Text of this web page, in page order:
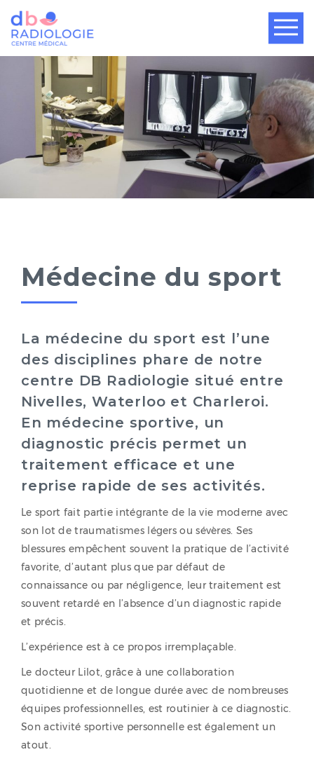
Médecine du sport
La médecine du sport est l’une
des disciplines phare de notre
centre DB Radiologie situé entre
Nivelles, Waterloo et Charleroi.
En médecine sportive, un
diagnostic précis permet un
traitement efficace et une
reprise rapide de ses activités.
Le sport fait partie intégrante de la vie moderne avec
son lot de traumatismes légers ou sévères. Ses
blessures empêchent souvent la pratique de l’activité
favorite, d’autant plus que par défaut de
connaissance ou par négligence, leur traitement est
souvent retardé en l’absence d’un diagnostic rapide
et précis.
L’expérience est à ce propos irremplaçable.
Le docteur Lilot, grâce à une collaboration
quotidienne et de longue durée avec de nombreuses
équipes professionnelles, est routinier à ce diagnostic.
Son activité sportive personnelle est également un
atout.